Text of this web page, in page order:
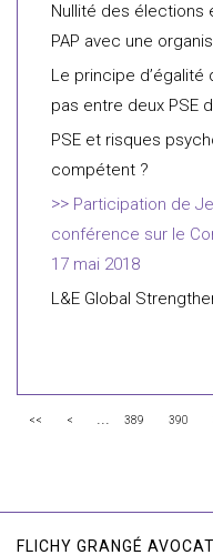
Nullité des élections
PAP avec une
Le principe d’égalité
pas entre deux PSE
PSE et risques
compétent ?
Participation de
conférence sur le
17 mai 2018
L&E Global
<< < ... 389 390
FLICHY GRANGÉ